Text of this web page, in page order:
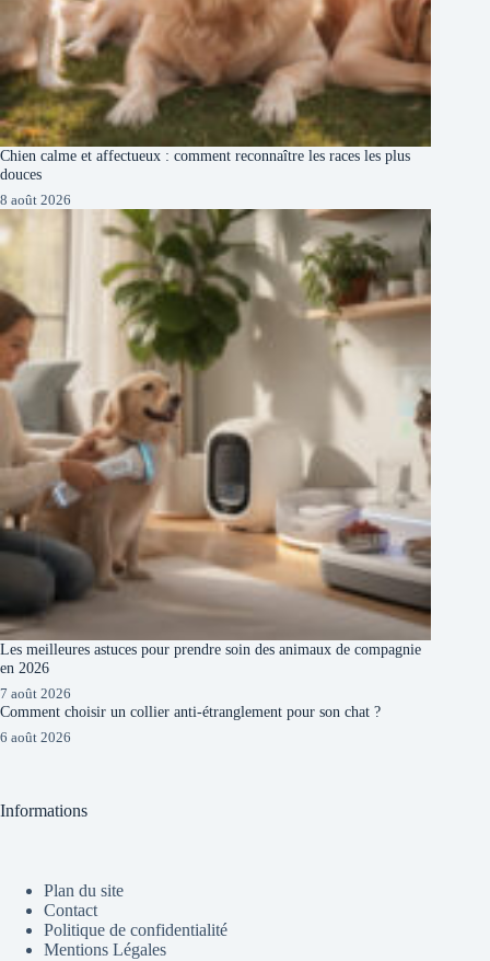
Chien calme et affectueux : comment reconnaître les races les plus
douces
8 août 2026
Les meilleures astuces pour prendre soin des animaux de compagnie
en 2026
7 août 2026
Comment choisir un collier anti-étranglement pour son chat ?
6 août 2026
Informations
Plan du site
Contact
Politique de confidentialité
Mentions Légales